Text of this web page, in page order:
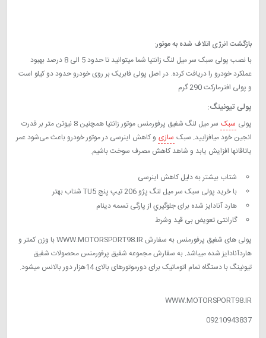
بازگشت انرژی اتلاف شده به موتور:
با نصب پولی سبک سر میل لنگ زانتیا شما میتوانید تا حدود 5 الی 8 درصد بهبود
عملکرد خودرو را دریافت کرده. در اصل پولی فابریک بر روی خودرو حدود دو کیلو است
و پولی افترمارکت 290 گرم
پولی تیونینگ:
پولی سبک
سر میل لنگ شفیق پرفورمنس موتور زانتیا همچنین 8 نیوتن متر بر قدرت
انجین خود میافزایید. سبک سازی و کاهش اینرسی در موتور خودرو باعث می‌شود عمر
یاتاقانها افزایش یابد و شاهد کاهش مصرف سوخت باشیم.
شتاب بیشتر به دلیل کاهش اینرسی
با خرید پولی سبک سر میل لنگ پژو 206 تیپ پنج TU5 شتاب بهتر
هارد آنادایز شده برای جلوگيري از پارگی تسمه دینام
گارانتی تعویض بی قید وشرط
پولی های شفیق پرفورمنس به سفارش WWW.MOTORSPORT98.IR با وزن کمتر و
هاردآنادایز شده میباشد. به سفارش مجموعه شفیق پرفورمنس محصولات شفیق
تیونینگ با دستگاه تمام اتوماتیک برای دورموتورهای بالای 14هزار دور بالانس میشود.
WWW.MOTORSPORT98.IR
09210943837